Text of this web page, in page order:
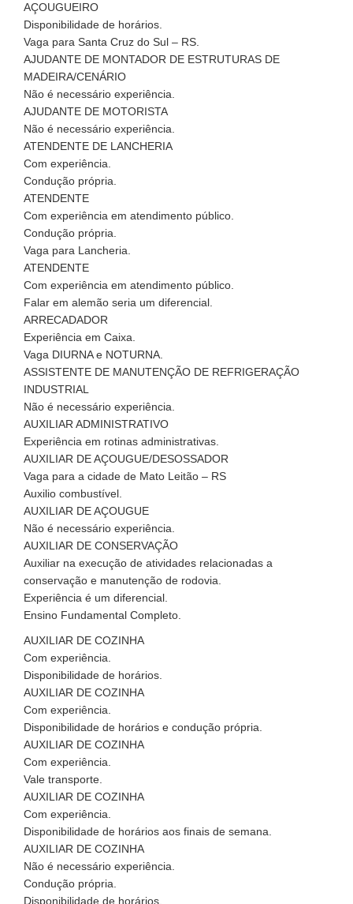
AÇOUGUEIRO
Disponibilidade de horários.
Vaga para Santa Cruz do Sul – RS.
AJUDANTE DE MONTADOR DE ESTRUTURAS DE
MADEIRA/CENÁRIO
Não é necessário experiência.
AJUDANTE DE MOTORISTA
Não é necessário experiência.
ATENDENTE DE LANCHERIA
Com experiência.
Condução própria.
ATENDENTE
Com experiência em atendimento público.
Condução própria.
Vaga para Lancheria.
ATENDENTE
Com experiência em atendimento público.
Falar em alemão seria um diferencial.
ARRECADADOR
Experiência em Caixa.
Vaga DIURNA e NOTURNA.
ASSISTENTE DE MANUTENÇÃO DE REFRIGERAÇÃO
INDUSTRIAL
Não é necessário experiência.
AUXILIAR ADMINISTRATIVO
Experiência em rotinas administrativas.
AUXILIAR DE AÇOUGUE/DESOSSADOR
Vaga para a cidade de Mato Leitão – RS
Auxilio combustível.
AUXILIAR DE AÇOUGUE
Não é necessário experiência.
AUXILIAR DE CONSERVAÇÃO
Auxiliar na execução de atividades relacionadas a
conservação e manutenção de rodovia.
Experiência é um diferencial.
Ensino Fundamental Completo.
AUXILIAR DE COZINHA
Com experiência.
Disponibilidade de horários.
AUXILIAR DE COZINHA
Com experiência.
Disponibilidade de horários e condução própria.
AUXILIAR DE COZINHA
Com experiência.
Vale transporte.
AUXILIAR DE COZINHA
Com experiência.
Disponibilidade de horários aos finais de semana.
AUXILIAR DE COZINHA
Não é necessário experiência.
Condução própria.
Disponibilidade de horários.